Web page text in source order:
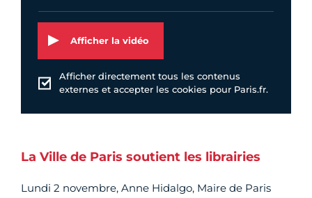
Afficher la vidéo
Afficher directement tous les contenus
externes et accepter les cookies pour Paris.fr.
La Ville de Paris soutient les librairies
Lundi 2 novembre, Anne Hidalgo, Maire de Paris